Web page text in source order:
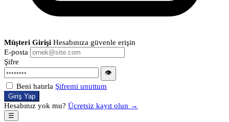
Müşteri Girişi Hesabınıza güvenle erişin
E-posta
Şifre
👁
Beni hatırla Şifremi unuttum
Giriş Yap
Hesabınız yok mu? Ücretsiz kayıt olun →
☰